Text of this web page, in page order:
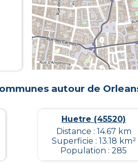
autour de
Huetre (45520)
Distance : 14.67 km
Superficie : 13.18 km²
Population : 285